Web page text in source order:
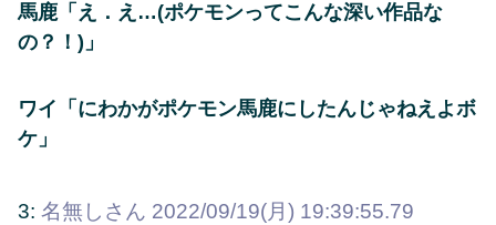
馬鹿「え．え…(ポケモンってこんな深い作品な
の？！)」
ワイ「にわかがポケモン馬鹿にしたんじゃねえよボ
ケ」
3: 名無しさん 2022/09/19(月) 19:39:55.79